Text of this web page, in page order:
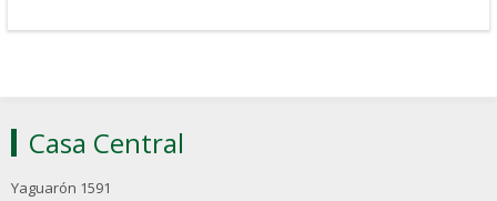
Casa Central
Yaguarón 1591